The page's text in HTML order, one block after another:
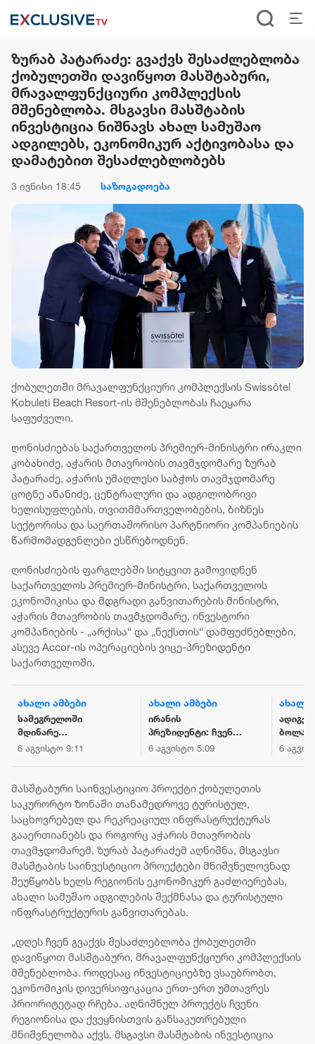
ზურაბ პატარაძე: გვაქვს შესაძლებლობა
ქობულეთში დავიწყოთ მასშტაბური,
მრავალფუნქციური კომპლექსის
მშენებლობა. მსგავსი მასშტაბის
ინვესტიცია ნიშნავს ახალ სამუშაო
ადგილებს, ეკონომიკურ აქტივობასა და
დამატებით შესაძლებლობებს
3 ივნისი 18:45 საზოგადოება
ქობულეთში მრავალფუნქციური კომპლექსის Swissôtel
Kobuleti Beach Resort-ის მშენებლობას ჩაეყარა
საფუძველი.
ღონისძიებას საქართველოს პრემიერ-მინისტრი ირაკლი
კობახიძე, აჭარის მთავრობის თავმჯდომარე ზურაბ
პატარაძე, აჭარის უმაღლესი საბჭოს თავმჯდომარე
ცოტნე ანანიძე, ცენტრალური და ადგილობრივი
ხელისუფლების, თვითმმართველობების, ბიზნეს
სექტორისა და საერთაშორისო პარტნიორი კომპანიების
წარმომადგენლები ესწრებოდნენ.
ღონისძიების ფარგლებში სიტყვით გამოვიდნენ
საქართველოს პრემიერ-მინისტრი, საქართველოს
ეკონომიკისა და მდგრადი განვითარების მინისტრი,
აჭარის მთავრობის თავმჯდომარე, ინვესტორი
კომპანიების - „არქისა“ და „ნექსთის“ დამფუძნებლები,
ასევე Accor-ის ოპერაციების ვიცე-პრეზიდენტი
საქართველოში.
ახალი ამბები
სამეგრელოში
მდინარე
ხობისწყალში
არასრულწლოვნის
ცხედარი
6 აგვისტო 9:11
ახალი ამბები
ირანის
პრეზიდენტი: ჩვენ
წინაშე არსებული
შემდეგ ყველაზე
რთულია, ახლა
ზეწოლა
მიმართულია
იმისკენ, რომ
ხალხს
პროტესტისკენ
უბიძგონ
6 აგვისტო 5:09
ახალი
6
მასშტაბური საინვესტიციო პროექტი ქობულეთის
საკურორტო ზონაში თანამედროვე ტურისტულ,
საცხოვრებელ და რეკრეაციულ ინფრასტრუქტურას
გააერთიანებს და როგორც აჭარის მთავრობის
თავმჯდომარემ, ზურაბ პატარაძემ აღნიშნა, მსგავსი
მასშტაბის საინვესტიციო პროექტები მნიშვნელოვნად
შეუწყობს ხელს რეგიონის ეკონომიკურ გაძლიერებას,
ახალი სამუშაო ადგილების შექმნასა და ტურისტული
ინფრასტრუქტურის განვითარებას.
„დღეს ჩვენ გვაქვს შესაძლებლობა ქობულეთში
დავიწყოთ მასშტაბური, მრავალფუნქციური კომპლექსის
მშენებლობა. როდესაც ინვესტიციებზე ვსაუბრობთ,
ეკონომიკის დივერსიფიკაცია ერთ-ერთ უმთავრეს
პრიორიტეტად რჩება. აღნიშნულ პროექტს ჩვენი
რეგიონისა და ქვეყნისთვის განსაკუთრებული
მნიშვნელობა აქვს. მსგავსი მასშტაბის ინვესტიცია